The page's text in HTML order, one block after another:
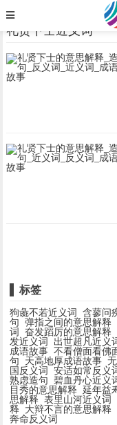
› ›
礼贤下士近
礼贤下士近义词
标签
狗彘不若近义词 含蓼问
句
弹指之间的意思解释
词
奋发蹈厉的意思解释
发近义词
出世超凡近义
成语故事 不看僧面看佛
句
天高地厚成语故事
国反义词
安适如常反义
熟虑造句
碧血丹心近义
目秀的意思解释
延年益
思解释
表里山河近义词
释
大辩不言的意思解释
奔命反义词